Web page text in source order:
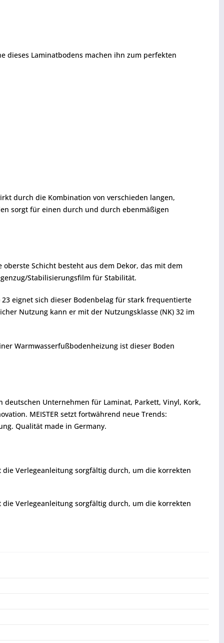
dieses Laminatbodens machen ihn zum perfekten
durch die Kombination von verschieden langen,
sorgt für einen durch und durch ebenmäßigen
Schicht besteht aus dem Dekor, das mit dem
Stabilisierungsfilm für Stabilität.
eignet sich dieser Bodenbelag für stark frequentierte
Nutzung kann er mit der Nutzungsklasse (NK) 32 im
Warmwasserfußbodenheizung ist dieser Boden
deutschen Unternehmen für Laminat, Parkett, Vinyl, Kork,
MEISTER setzt fortwährend neue Trends:
Qualität made in Germany.
Verlegeanleitung sorgfältig durch, um die korrekten
Verlegeanleitung sorgfältig durch, um die korrekten